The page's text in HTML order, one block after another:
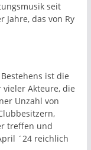
seit
Jahre, das von Ry
ist die
Akteure, die
Unzahl von
treffen und
´24 reichlich